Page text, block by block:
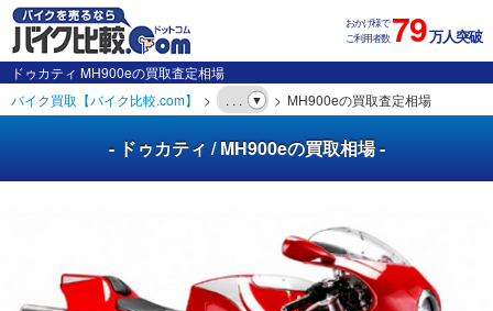
おかげ様で
ご利用者数79万人突破
ドゥカティ MH900eの買取査定相場
バイク買取【バイク比較.com】
. . . MH900eの買取査定相場
- ドゥカティ / MH900eの買取相場 -